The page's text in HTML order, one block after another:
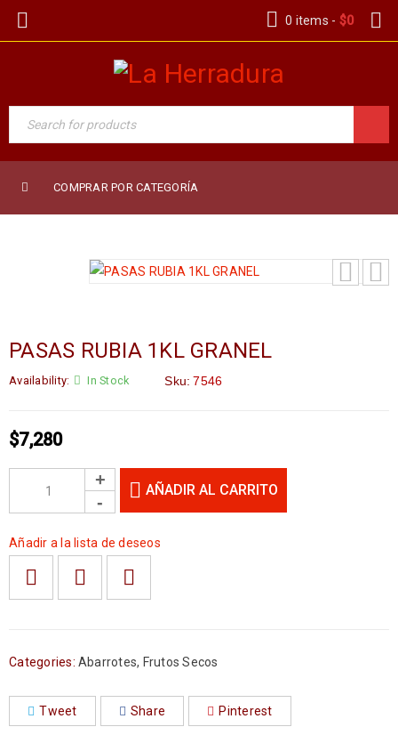
0 items - $0
COMPRAR POR CATEGORÍA
PASAS RUBIA 1KL GRANEL
Availability: In Stock Sku: 7546
$7,280
AÑADIR AL CARRITO
Añadir a la lista de deseos
Categories: Abarrotes, Frutos Secos
Tweet Share Pinterest